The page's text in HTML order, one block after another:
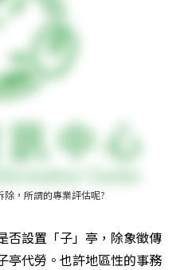
，所謂的專業評估呢?
否設置「子」亭，除象徵傳
亭代勞。也許地區性的事務